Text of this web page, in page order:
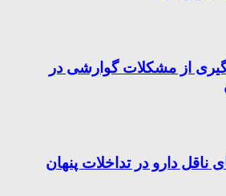
از مشکلات گوارشی در
ناقل دارو در تداخلات پنهان